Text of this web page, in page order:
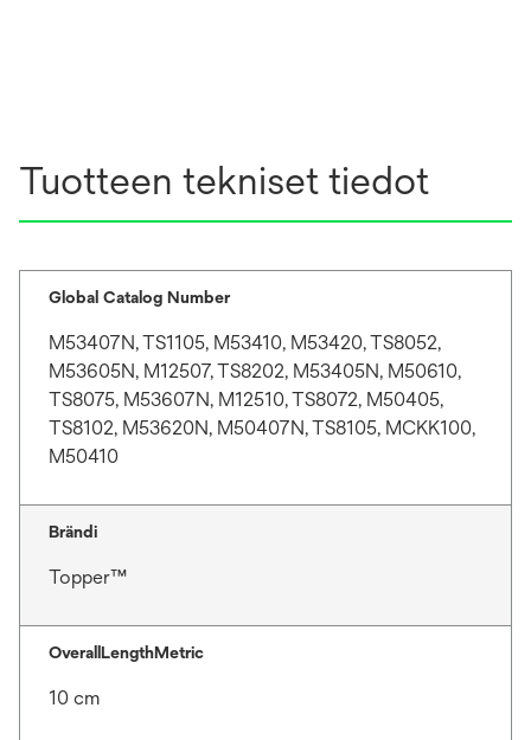
Tuotteen tekniset tiedot
Global Catalog Number
M53407N, TS1105, M53410, M53420, TS8052,
M53605N, M12507, TS8202, M53405N, M50610,
TS8075, M53607N, M12510, TS8072, M50405,
TS8102, M53620N, M50407N, TS8105, MCKK100,
M50410
Brändi
Topper™
OverallLengthMetric
10 cm